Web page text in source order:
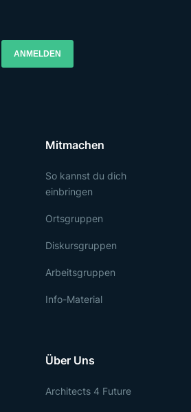
ANMELDEN
Mitmachen
So kannst du dich
einbringen
Ortsgruppen
Diskursgruppen
Arbeitsgruppen
Info-Material
Über Uns
Architects 4 Future